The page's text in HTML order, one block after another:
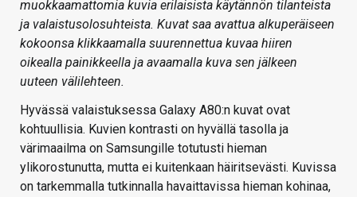
muokkaamattomia kuvia erilaisista käytännön tilanteista
ja valaistusolosuhteista. Kuvat saa avattua alkuperäiseen
kokoonsa klikkaamalla suurennettua kuvaa hiiren
oikealla painikkeella ja avaamalla kuva sen jälkeen
uuteen välilehteen.
Hyvässä valaistuksessa Galaxy A80:n kuvat ovat
kohtuullisia. Kuvien kontrasti on hyvällä tasolla ja
värimaailma on Samsungille totutusti hieman
ylikorostunutta, mutta ei kuitenkaan häiritsevästi. Kuvissa
on tarkemmalla tutkinnalla havaittavissa hieman kohinaa,